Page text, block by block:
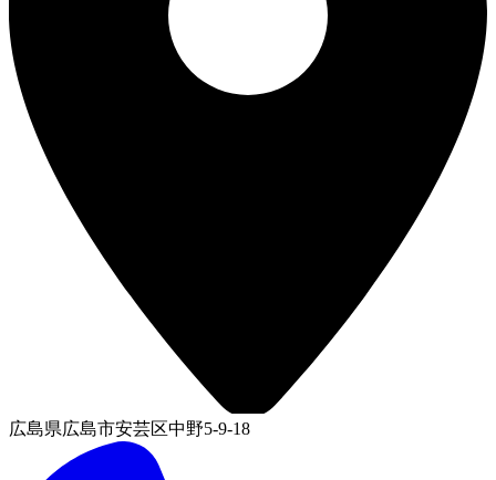
広島県広島市安芸区中野5-9-18